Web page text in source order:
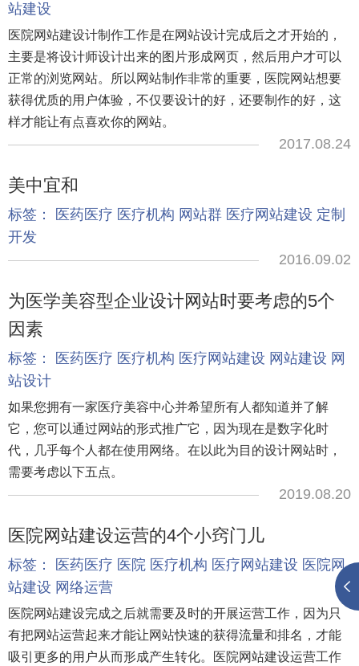
站建设
医院网站建设计制作工作是在网站设计完成后之才开始的，
主要是将设计师设计出来的图片形成网页，然后用户才可以
正常的浏览网站。所以网站制作非常的重要，医院网站想要
获得优质的用户体验，不仅要设计的好，还要制作的好，这
样才能让有点喜欢你的网站。
2017.08.24
美中宜和
标签： 医药医疗 医疗机构 网站群 医疗网站建设 定制
开发
2016.09.02
为医学美容型企业设计网站时要考虑的5个
因素
标签： 医药医疗 医疗机构 医疗网站建设 网站建设 网
站设计
如果您拥有一家医疗美容中心并希望所有人都知道并了解
它，您可以通过网站的形式推广它，因为现在是数字化时
代，几乎每个人都在使用网络。在以此为目的设计网站时，
需要考虑以下五点。
2019.08.20
医院网站建设运营的4个小窍门儿
标签： 医药医疗 医院 医疗机构 医疗网站建设 医院网
站建设 网络运营
医院网站建设完成之后就需要及时的开展运营工作，因为只
有把网站运营起来才能让网站快速的获得流量和排名，才能
吸引更多的用户从而形成产生转化。医院网站建设运营工作